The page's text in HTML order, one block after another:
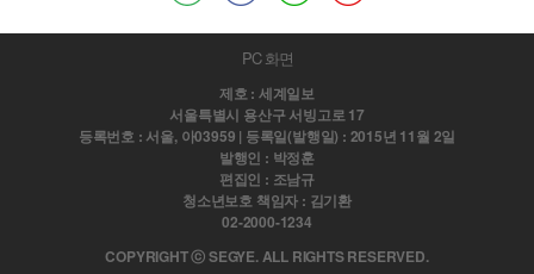
PC 화면
제호 : 세계일보
서울특별시 용산구 서빙고로 17
등록번호 : 서울, 아03959 | 등록일(발행일) : 2015년 11월 2일
발행인 : 박정훈
편집인 : 조남규
청소년보호 책임자 : 김기환
02-2000-1234
COPYRIGHT ⓒ SEGYE. ALL RIGHTS RESERVED.